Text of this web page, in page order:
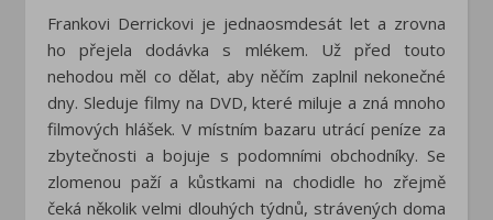
Frankovi Derrickovi je jednaosmdesát let a zrovna
ho přejela dodávka s mlékem. Už před touto
nehodou měl co dělat, aby něčím zaplnil nekonečné
dny. Sleduje filmy na DVD, které miluje a zná mnoho
filmových hlášek. V místním bazaru utrácí peníze za
zbytečnosti a bojuje s podomními obchodníky. Se
zlomenou paží a kůstkami na chodidle ho zřejmě
čeká několik velmi dlouhých týdnů, strávených doma